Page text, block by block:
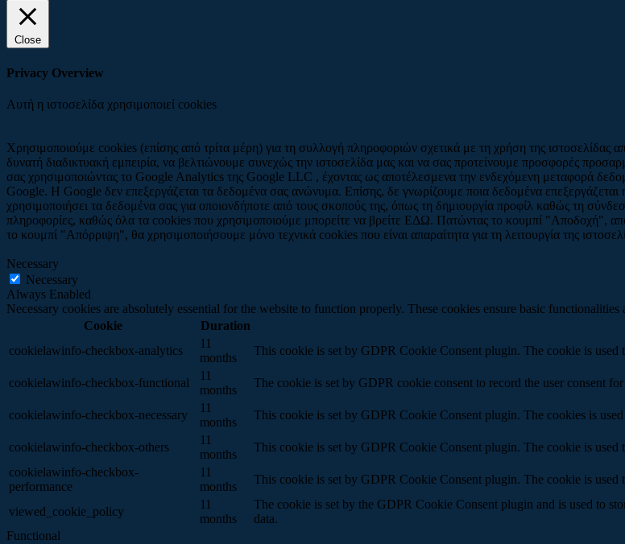
Close
Privacy Overview
Αυτή η ιστοσελίδα χρησιμοποιεί cookies
Χρησιμοποιούμε cookies (επίσης από τρίτα μέρη) για τη συλλογή πληροφοριών σχετικά με τη χρήση της
δυνατή διαδικτυακή εμπειρία, να βελτιώνουμε συνεχώς την ιστοσελίδα μας και να σας προτείνουμε προσφορές
σας χρησιμοποιώντας το Google Analytics της Google LLC , έχοντας ως αποτέλεσμενα την ενδεχόμενη μεταφορά
Google. Η Google δεν επεξεργάζεται τα δεδομένα σας ανώνυμα. Επίσης, δε γνωρίζουμε ποια δεδομένα
χρησιμοποιήσει τα δεδομένα σας για οποιονδήποτε από τους σκοπούς της, όπως τη δημιουργία προφίλ καθώς τη
πληροφορίες, καθώς όλα τα cookies που χρησιμοποιούμε μπορείτε να βρείτε ΕΔΩ. Πατώντας το κουμπί "Αποδοχή",
το κουμπί "Απόρριψη", θα χρησιμοποιήσουμε μόνο τεχνικά cookies που είναι απαραίτητα για τη λειτουργία της
Necessary
Necessary
Always Enabled
Necessary cookies are absolutely essential for the website to function properly. These cookies ensure basic
Cookie
Duration
cookielawinfo-checkbox-analytics
11
months
This cookie is set by GDPR Cookie Consent plugin. The cookie is
cookielawinfo-checkbox-functional
11
months
The cookie is set by GDPR cookie consent to record the user consent
cookielawinfo-checkbox-necessary
11
months
This cookie is set by GDPR Cookie Consent plugin. The cookies is
cookielawinfo-checkbox-others
11
months
This cookie is set by GDPR Cookie Consent plugin. The cookie is used
cookielawinfo-checkbox-
performance
11
months
This cookie is set by GDPR Cookie Consent plugin. The cookie is
viewed_cookie_policy
11
months
The cookie is set by the GDPR Cookie Consent plugin and is used to
data.
Functional